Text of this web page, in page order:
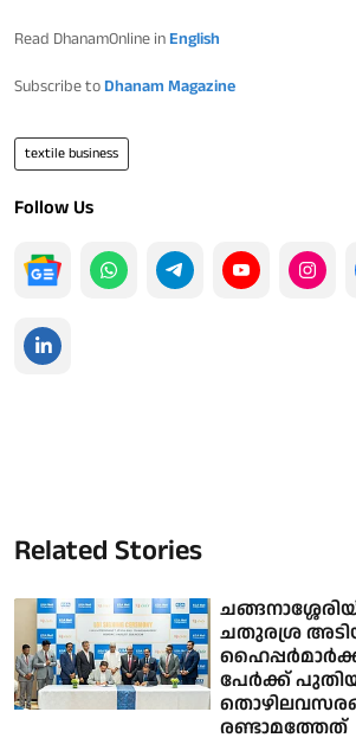
Read DhanamOnline in English
Subscribe to Dhanam Magazine
textile business
Follow Us
Related Stories
ചതുരശ്ര
പേർക്ക്
രണ്ടാമത്തേത്